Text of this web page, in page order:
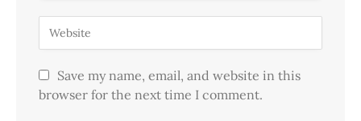
Save my name, email, and website in this
browser for the next time I comment.